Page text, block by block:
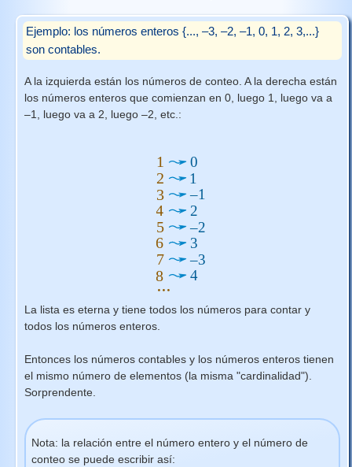
Ejemplo: los números enteros {..., –3, –2, –1, 0, 1, 2, 3,...}
son contables.
A la izquierda están los números de conteo. A la derecha están
los números enteros que comienzan en 0, luego 1, luego va a
–1, luego va a 2, luego –2, etc.:
La lista es eterna y tiene todos los números para contar y
todos los números enteros.
Entonces los números contables y los números enteros tienen
el mismo número de elementos (la misma "cardinalidad").
Sorprendente.
Nota: la relación entre el número entero y el número de
conteo se puede escribir así: